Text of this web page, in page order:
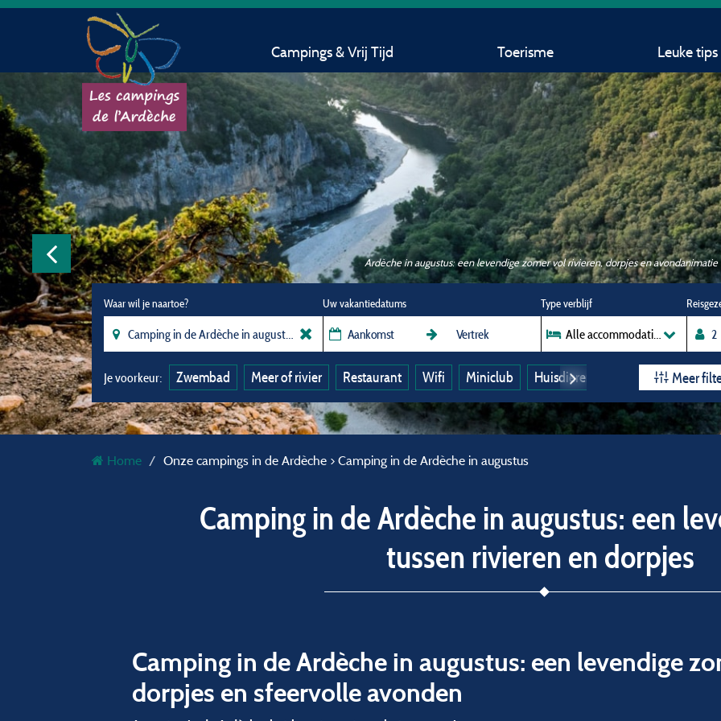
Campings & Vrij Tijd Toerisme Leuke tips
Ardèche in augustus: een levendige zomer vol rivieren, dorpjes en avondanimatie
Waar wil je naartoe? Uw vakantiedatums Type verblijf
Alle accommodaties
Je voorkeur: Zwembad Meer of rivier Restaurant Wifi Miniclub Huisdieren toegestaan Het
Meer
Home Onze campings in de Ardèche > Camping in de Ardèche in augustus
Camping in de Ardèche in augustus: een
tussen rivieren en dorpjes
Camping in de Ardèche in augustus: een levendige
dorpjes en sfeervolle avonden